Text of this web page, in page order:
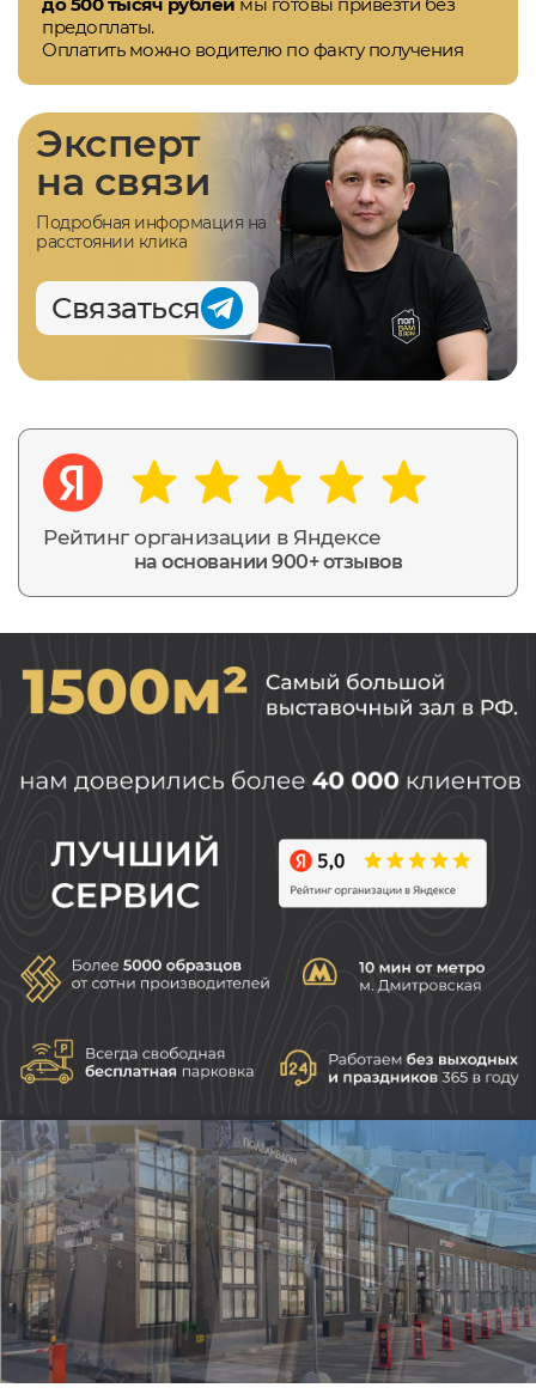
предоплаты.
Оплатить можно водителю по факту получения
Рейтинг организации в Яндексе
на основании 900+ отзывов
Эксперт
на связи
Подробная информация на
расстоянии клика
Связаться